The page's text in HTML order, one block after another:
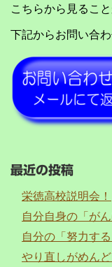
こちらから見ること
下記からお問い合わ
最近の投稿
栄徳高校説明会！
自分自身の「が
自分の「努力す
やり直しがめん